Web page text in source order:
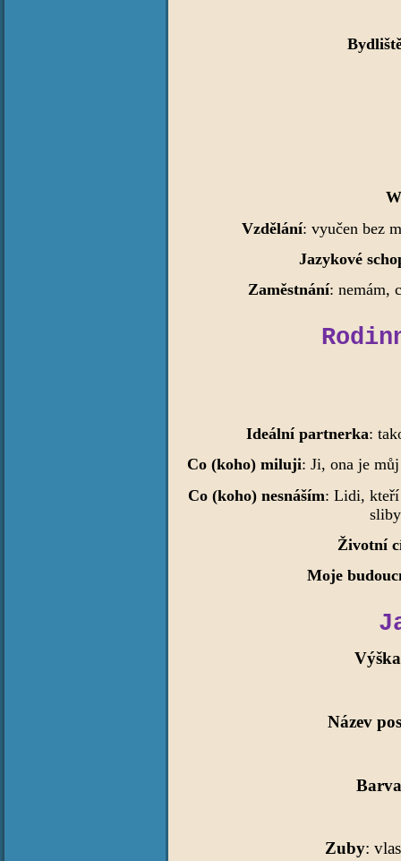
Vzdělání: vyučen bez
Jazykové
Zaměstnání: nemám,
Ideální partnerka:
Co (koho) miluji: Ji, ona je
Co (koho) nesnáším: Lidi, kteří
Životní
Moje
Výška
Název
Zuby: